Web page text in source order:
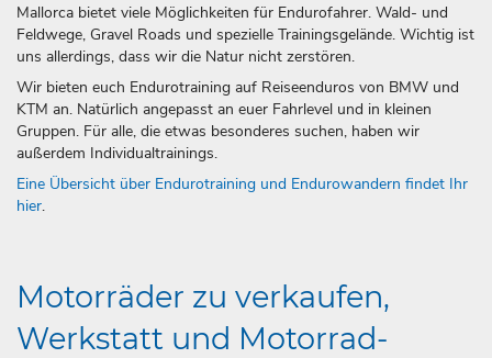
Mallorca bietet viele Möglichkeiten für Endurofahrer. Wald- und
Feldwege, Gravel Roads und spezielle Trainingsgelände. Wichtig ist
uns allerdings, dass wir die Natur nicht zerstören.
Wir bieten euch Endurotraining auf Reiseenduros von BMW und
KTM an. Natürlich angepasst an euer Fahrlevel und in kleinen
Gruppen. Für alle, die etwas besonderes suchen, haben wir
außerdem Individualtrainings.
Eine Übersicht über Endurotraining und Endurowandern findet Ihr
hier.
Motorräder zu verkaufen,
Werkstatt und Motorrad-